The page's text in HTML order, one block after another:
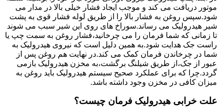
موتور دریافت می کند و موجب ایجاد فشار خیلی بالا در مدار می
شود.سپس روغن به فشار بالا را از طریق لوله فشار قوی به پشت
شیر هیدرولیک می رساند.سوراخ های روی این شیر سبب می شوند
تا زمانی که شما فرمان را می چرخانید،فشار روغن به سمت چپ یا
راست جک هدایت شود.به همین دلیل است که نیروی هیدرولیک به
شما در چرخاندن فرمان کمک می کند.در نهایت هم روغن پس از
عبور از جک،از طریق شیلنگ برگشت،به مخزن هیدرولیک بازمی
گردد.چرا که برای عملکرد صحیح سیستم هیدرولیک باید روغن به
میزان کافی در مخزن وجود داشته باشد.
علت خرابی هیدرولیک فرمان چیست؟